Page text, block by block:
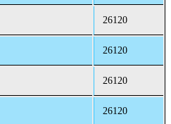
26120
26120
26120
26120